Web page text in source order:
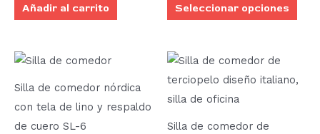
Añadir al carrito Seleccionar opciones
Silla de comedor nórdica
con tela de lino y respaldo
de cuero SL-6
Silla de comedor de